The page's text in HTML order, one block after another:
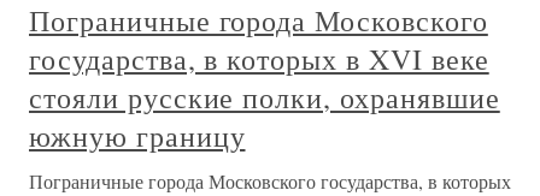
Пограничные города Московского
государства, в которых в XVI веке
стояли русские полки, охранявшие
южную границу
Пограничные города Московского государства, в которых